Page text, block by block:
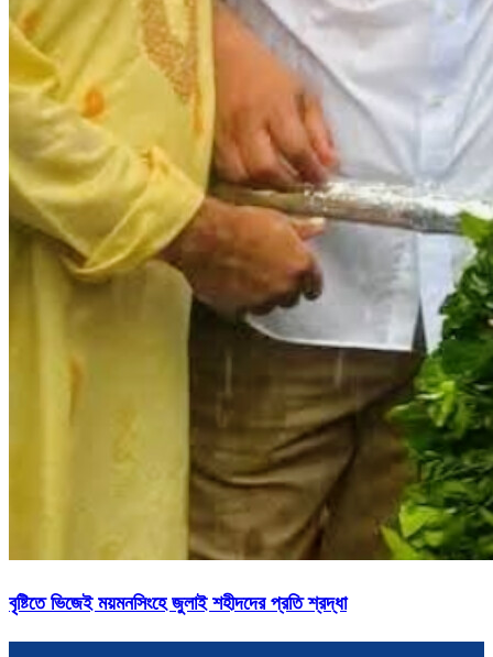
বৃষ্টিতে ভিজেই ময়মনসিংহে জুলাই শহীদদের প্রতি শ্রদ্ধা